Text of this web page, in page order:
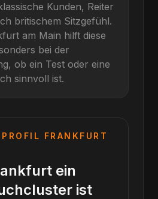
Kunden, Reiter
britischem Sitzgefühl.
am Main hilft diese
bei der
ob ein Test oder eine
sinnvoll ist.
FRANKFURT
ein
ist